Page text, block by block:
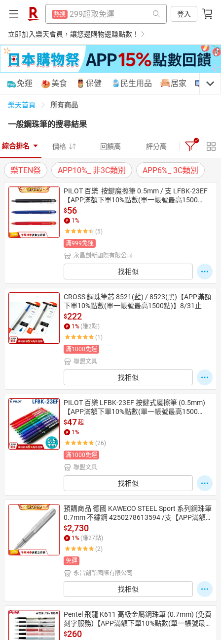
熱搜 299超取免運
熱搜 防颱專區
熱搜 床架
熱搜 電子閱讀器
抽7777點
熱搜 熱門飯店推薦
登入
立即加入樂天會員，讓您邊購物邊賺點數！
熱搜 防颱專區
床架
熱搜 電子閱讀器
熱搜 吹風機
熱搜 平板電腦
熱搜 微波爐
熱搜 抽7777點
熱搜 熱門飯店推薦
購物網分類
居家生活 3C家電 運動休閒 親子玩具
女裝
電子/紙本書
HOT
免運 美食 保健 民生用品 居家 3C
樂天首頁 所有商品
一般鋼珠筆的搜尋結果
綜合排名 價格 回饋高 評分高
樂TEN祭 APP10%_ 非3C類別 APP6%_ 3C類別
PILOT 百樂  按鍵魔擦筆 0.5mm / 支 LFBK-23EF
【APP滿額下單10%點數(單一帳號最高1500
點)】8/31止
$56
1 %
(5)
滿999免運
永昌創新國際有限公司
找相似
CROSS 鋼珠筆芯 8521(藍) / 8523(黑)【APP滿額
下單10%點數(單一帳號最高1500點)】8/31止
$222
1 % (賺2點)
(1)
滿1000免運
聯盟文具
找相似
PILOT 百樂 LFBK-23EF 按鍵式魔擦筆 (0.5mm)
【APP滿額下單10%點數(單一帳號最高1500
點)】8/31止
$47起
1 %
(26)
滿1000免運
聯盟文具
找相似
預購商品 德國 KAWECO STEEL Sport 系列鋼珠筆
0.7mm 不鏽鋼 4250278613594 /支【APP滿額下
單10%點數(單一帳號最高1500點)】8/31止
$2,730
1 % (賺27點)
(2)
免運
永昌創新國際有限公司
找相似
Pentel 飛龍 K611 高級金屬鋼珠筆 (0.7mm) (免費
刻字服務)【APP滿額下單10%點數(單一帳號最高
1500點)】8/31止
$260